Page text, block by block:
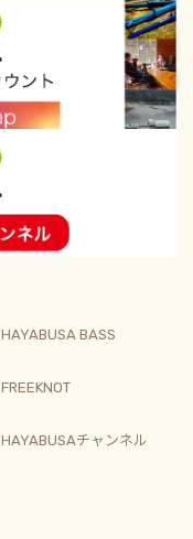
HAYABUSA BASS
FREEKNOT
HAYABUSAチャンネル